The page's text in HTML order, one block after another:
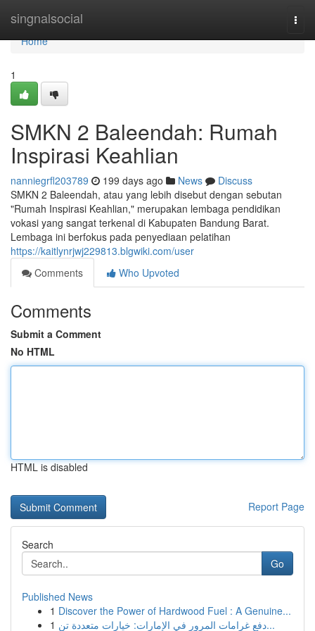
singnalsocial
Home
Home
1
SMKN 2 Baleendah: Rumah
Inspirasi Keahlian
nanniegrfl203789 199 days ago News
Discuss
SMKN 2 Baleendah, atau yang lebih disebut dengan sebutan
"Rumah Inspirasi Keahlian," merupakan lembaga pendidikan
vokasi yang sangat terkenal di Kabupaten Bandung Barat.
Lembaga ini berfokus pada penyediaan pelatihan
https://kaitlynrjwj229813.blgwiki.com/user
Comments
Who Upvoted
Comments
Submit a Comment
No HTML
HTML is disabled
Report Page
Search
Go
Published News
1 Discover the Power of Hardwood Fuel : A Genuine...
1
دفع غرامات المرور في الإمارات: خيارات متعددة تن...